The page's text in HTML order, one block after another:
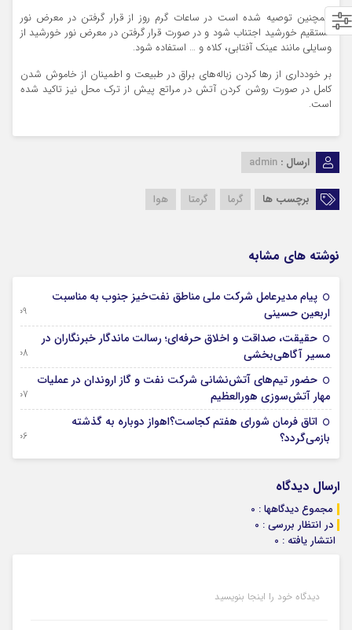
همچنین توصیه شده است در ساعات گرم روز از قرار گرفتن در معرض نور
مستقیم خورشید اجتناب شود و در صورت قرار گرفتن در معرض نور خورشید از
وسایلی مانند عینک آفتابی، کلاه و … استفاده شود.
بر خودداری از رها کردن زباله‌های براق در طبیعت و اطمینان از خاموش شدن
کامل در صورت روشن کردن آتش در مراتع پیش از ترک محل نیز تاکید شده
است.
ارسال : admin
برچسب ها گرما گرمتا هوا
نوشته های مشابه
پیام مدیرعامل شركت ملی مناطق نفت‌خیز جنوب به مناسبت
اربعین حسینی
09 آگوست 2026
حقیقت، صداقت و اخلاق حرفه‌ای؛ رسالت ماندگار خبرنگاران در
مسیر آگاهی‌بخشی
08 آگوست 2026
حضور تیم‌های آتش‌نشانی شركت نفت و گاز اروندان در عملیات
مهار آتش‌سوزی هورالعظیم
07 آگوست 2026
اتاق فرمان شورای هفتم کجاست؟اهواز دوباره به گذشته
بازمی‌گردد؟
06 آگوست 2026
ارسال دیدگاه
مجموع دیدگاهها : 0
در انتظار بررسی : 0
انتشار یافته : 0
دیدگاه خود را اینجا بنویسید